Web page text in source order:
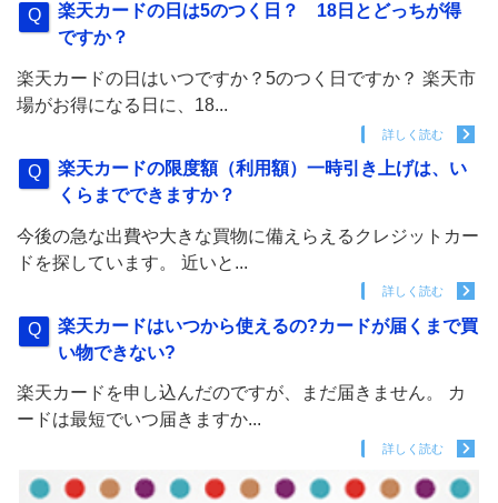
楽天カードの日は5のつく日？ 18日とどっちが得
ですか？
楽天カードの日はいつですか？5のつく日ですか？ 楽天市
場がお得になる日に、18...
詳しく読む
楽天カードの限度額（利用額）一時引き上げは、い
くらまでできますか？
今後の急な出費や大きな買物に備えらえるクレジットカー
ドを探しています。 近いと...
詳しく読む
楽天カードはいつから使えるの?カードが届くまで買
い物できない?
楽天カードを申し込んだのですが、まだ届きません。 カ
ードは最短でいつ届きますか...
詳しく読む